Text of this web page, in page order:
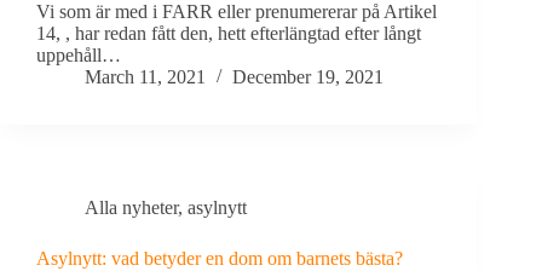
Vi som är med i FARR eller prenumererar på Artikel
14, , har redan fått den, hett efterlängtad efter långt
uppehåll…
March 11, 2021
December 19, 2021
Alla nyheter, asylnytt
Asylnytt: vad betyder en dom om barnets bästa?